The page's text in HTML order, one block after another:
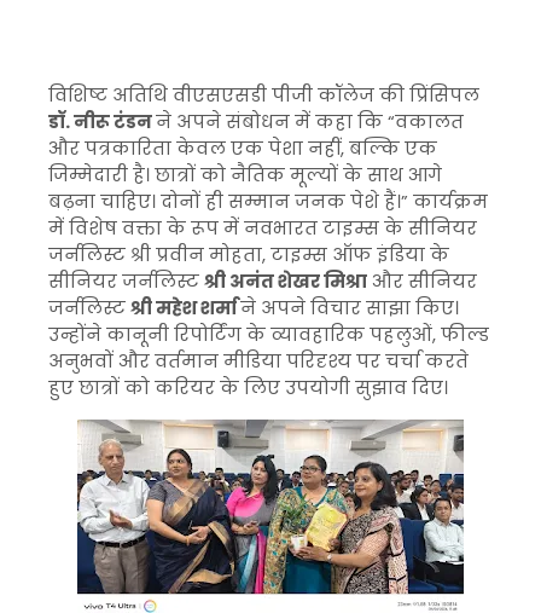
विशिष्ट अतिथि वीएसएसडी पीजी कॉलेज की प्रिंसिपल
डॉ. नीरू टंडनने अपने संबोधन में कहा कि “वकालत
और पत्रकारिता केवल एक पेशा नहीं, बल्कि एक
जिम्मेदारी है। छात्रों को नैतिक मूल्यों के साथ आगे
बढ़ना चाहिए। दोनों ही सम्मान जनक पेशे हैं।” कार्यक्रम
में विशेष वक्ता के रूप में नवभारत टाइम्स के सीनियर
जर्नलिस्ट श्री प्रवीन मोहता, टाइम्स ऑफ इंडिया के
सीनियर जर्नलिस्टश्री अनंत शेखर मिश्रा और सीनियर
जर्नलिस्टश्री महेश शर्माने अपने विचार साझा किए।
उन्होंने कानूनी रिपोर्टिंग के व्यावहारिक पहलुओं, फील्ड
अनुभवों और वर्तमान मीडिया परिदृश्य पर चर्चा करते
हुए छात्रों को करियर के लिए उपयोगी सुझाव दिए।